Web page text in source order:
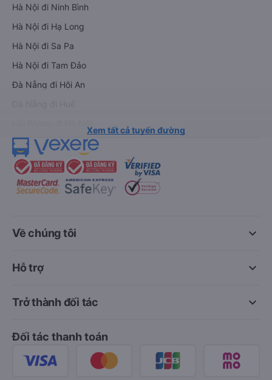
Hà Nội đi Ninh Bình
Hà Nội đi Hạ Long
Hà Nội đi Sa Pa
Hà Nội đi Tam Đảo
Đà Nẵng đi Hội An
Xem tất cả tuyến đường
keyboard_arrow_down
Về chúng tôi
keyboard_arrow_down
Hỗ trợ
keyboard_arrow_down
Trở thành đối tác
Đối tác thanh toán